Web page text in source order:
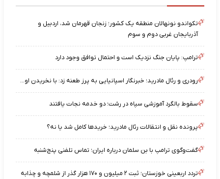
تکواندو نونهالان منطقه یک کشور؛ زنجان قهرمان شد، اردبیل و
آذربایجان غربی دوم و سوم
ترامپ: پایان جنگ نزدیک است و احتمال توافق وجود دارد
رودری و رئال مادرید؛ خبرنگار اسپانیایی به پرز طعنه زد: با نخریدن او...
سقوط بالگرد آموزشی سپاه در رشت؛ دو خدمه نجات یافتند
پرونده نقل و انتقالات رئال مادرید؛ خریدها کامل شد یا نه؟
گفت‌وگوی ترامپ با بن سلمان درباره ایران؛ تماس تلفنی پنج‌شنبه
تردد اربعینی خوزستان؛ ثبت ۲ میلیون و ۱۷۰ هزار گذر از شلمچه و چذابه